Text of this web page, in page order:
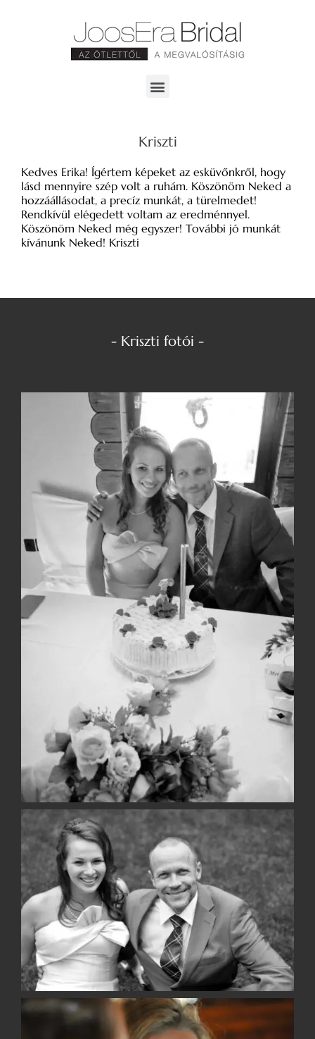
Kriszti
Kedves Erika! Ígértem képeket az esküvőnkről, hogy
lásd mennyire szép volt a ruhám. Köszönöm Neked a
hozzáállásodat, a precíz munkát, a türelmedet!
Rendkívül elégedett voltam az eredménnyel.
Köszönöm Neked még egyszer! További jó munkát
kívánunk Neked! Kriszti
- Kriszti fotói -